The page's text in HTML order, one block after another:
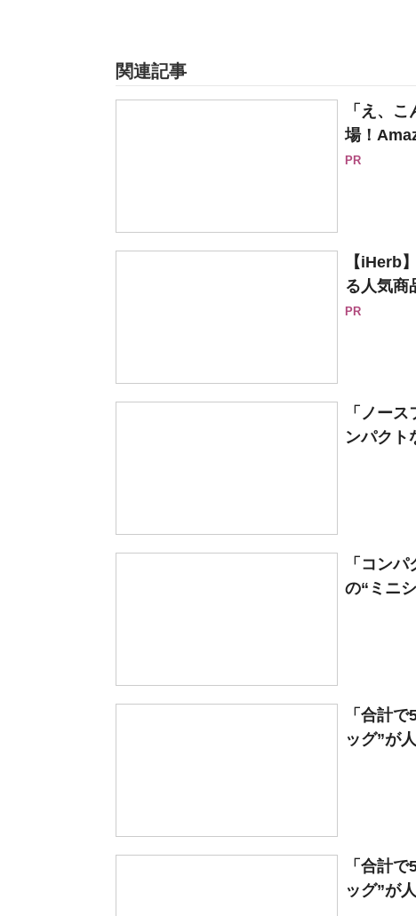
関連記事
「え、
場！
PR
【iHerb
る人気商
PR
「ノー
ンパク
「コン
の“ミニ
「合計
ッグ”が
「合計
ッグ”が